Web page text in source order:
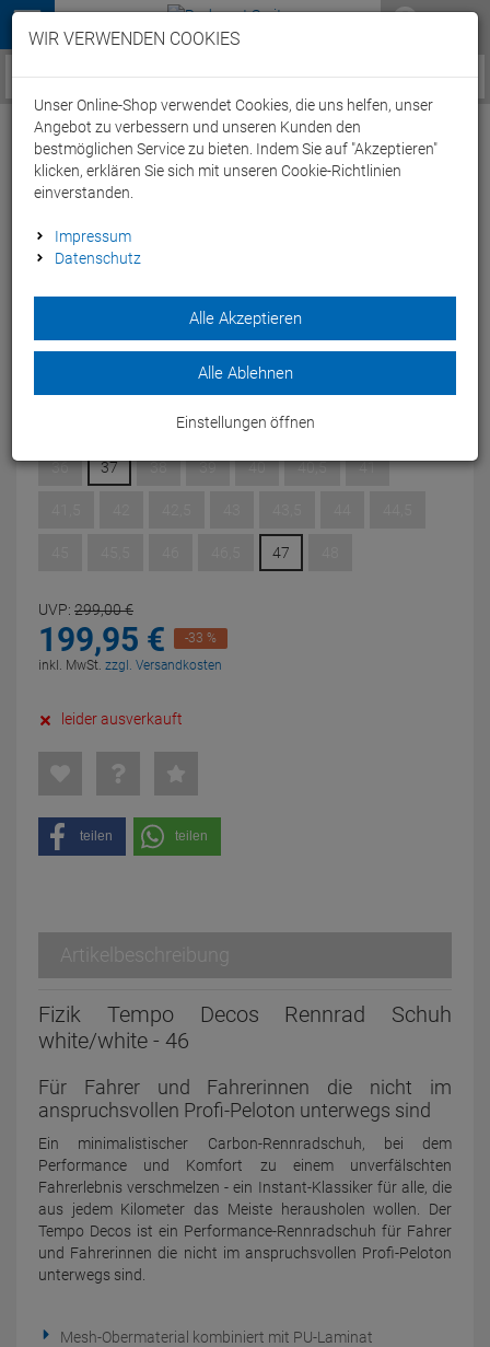
Menü
Service / Hilfe
Fizik Tempo Decos Rennrad Schuh
white/white - 46
Der minimalistischer Carbon-Rennradschuh mit einer
großzügigeren Passform.
36
37 38 39 40 40,5 41
47
UVP: 299,00€
199,95 €
-33 %
inkl. MwSt. zzgl. Versandkosten
leider ausverkauft
teilen teilen
Artikelbeschreibung
Fizik Tempo Decos Rennrad Schuh
white/white - 46
Für Fahrer und Fahrerinnen die nicht im
anspruchsvollen Profi-Peloton unterwegs sind
Ein minimalistischer Carbon-Rennradschuh, bei dem
Performance und Komfort zu einem unverfälschten
Fahrerlebnis verschmelzen - ein Instant-Klassiker für alle, die
aus jedem Kilometer das Meiste herausholen wollen. Der
Tempo Decos ist ein Performance-Rennradschuh für Fahrer
und Fahrerinnen die nicht im anspruchsvollen Profi-Peloton
unterwegs sind.
Mesh-Obermaterial kombiniert mit PU-Laminat
WIR VERWENDEN COOKIES
Unser Online-Shop verwendet Cookies, die uns helfen, unser
Angebot zu verbessern und unseren Kunden den
bestmöglichen Service zu bieten. Indem Sie auf "Akzeptieren"
klicken, erklären Sie sich mit unseren Cookie-Richtlinien
einverstanden.
Impressum
Datenschutz
Alle Akzeptieren
Alle Ablehnen
Einstellungen öffnen